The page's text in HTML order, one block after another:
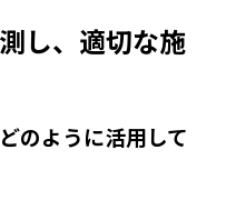
し、適切な施
のように活用して